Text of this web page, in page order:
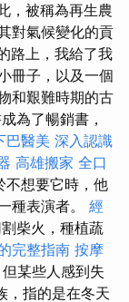
，被稱為再生農
對氣候變化的貢
路上，我給了我
冊子，以及一個
和艱難時期的古
為了暢銷書，
巴醫美 深入認識
高雄搬家 全口
不想要它時，他
種表演者。 經
柴火，種植蔬
完整指南 按摩
某些人感到失
，指的是在冬天